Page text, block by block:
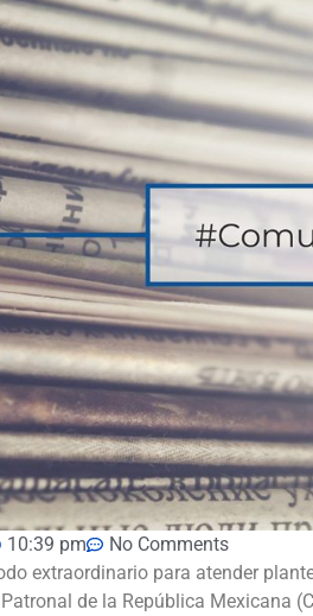
10:39 pm
No Comments
extraordinario para atender
de la República Mexicana